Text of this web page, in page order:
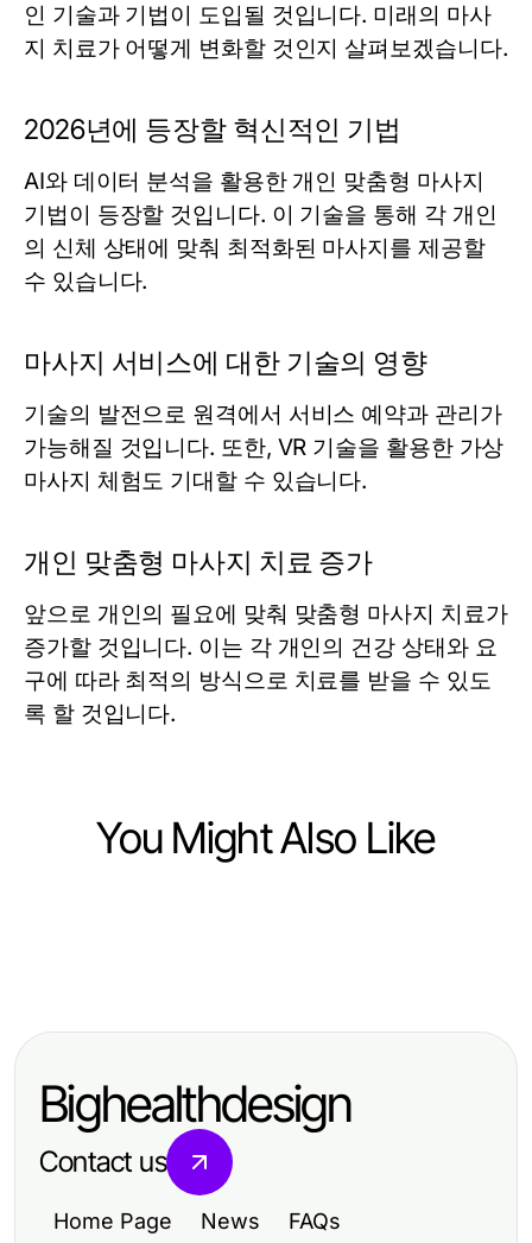
인 기술과 기법이 도입될 것입니다. 미래의 마사
지 치료가 어떻게 변화할 것인지 살펴보겠습니다.
2026년에 등장할 혁신적인 기법
AI와 데이터 분석을 활용한 개인 맞춤형 마사지
기법이 등장할 것입니다. 이 기술을 통해 각 개인
의 신체 상태에 맞춰 최적화된 마사지를 제공할
수 있습니다.
마사지 서비스에 대한 기술의 영향
기술의 발전으로 원격에서 서비스 예약과 관리가
가능해질 것입니다. 또한, VR 기술을 활용한 가상
마사지 체험도 기대할 수 있습니다.
개인 맞춤형 마사지 치료 증가
앞으로 개인의 필요에 맞춰 맞춤형 마사지 치료가
증가할 것입니다. 이는 각 개인의 건강 상태와 요
구에 따라 최적의 방식으로 치료를 받을 수 있도
록 할 것입니다.
You Might Also Like
Guidance for 2026 Outcomes
The Expert Best AI Macro Tracker
Your Nutrition Goals
Bighealthdesign
Contact us
Home Page News FAQs